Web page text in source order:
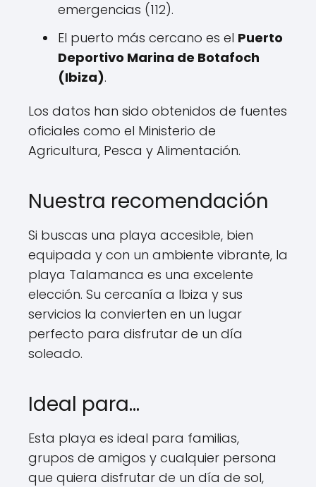
emergencias (112).
El puerto más cercano es el Puerto
Deportivo Marina de Botafoch
(Ibiza).
Los datos han sido obtenidos de fuentes
oficiales como el Ministerio de
Agricultura, Pesca y Alimentación.
Nuestra recomendación
Si buscas una playa accesible, bien
equipada y con un ambiente vibrante, la
playa Talamanca es una excelente
elección. Su cercanía a Ibiza y sus
servicios la convierten en un lugar
perfecto para disfrutar de un día
soleado.
Ideal para…
Esta playa es ideal para familias,
grupos de amigos y cualquier persona
que quiera disfrutar de un día de sol,